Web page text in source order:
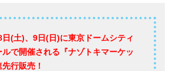
(土)、9日(日)に東京ドームシティ
ルで開催される『ナゾトキマーケッ
行販売！